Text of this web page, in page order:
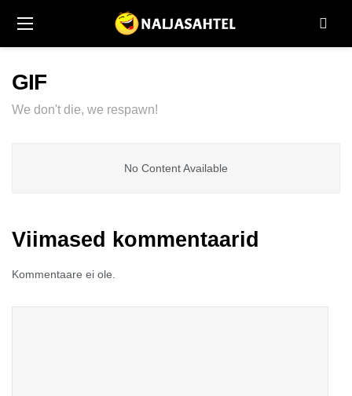
GIF
We don't die, we respawn!
No Content Available
Viimased kommentaarid
Kommentaare ei ole.